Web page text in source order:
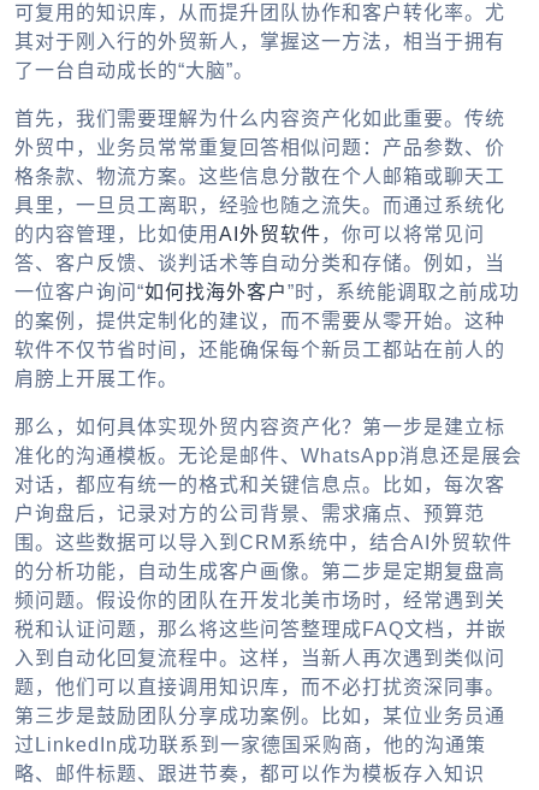
可复用的知识库，从而提升团队协作和客户转化率。尤
其对于刚入行的外贸新人，掌握这一方法，相当于拥有
了一台自动成长的“大脑”。
首先，我们需要理解为什么内容资产化如此重要。传统
外贸中，业务员常常重复回答相似问题：产品参数、价
格条款、物流方案。这些信息分散在个人邮箱或聊天工
具里，一旦员工离职，经验也随之流失。而通过系统化
的内容管理，比如使用 AI外贸软件 ，你可以将常见问
答、客户反馈、谈判话术等自动分类和存储。例如，当
一位客户询问“如何找海外客户”时，系统能调取之前成功
的案例，提供定制化的建议，而不需要从零开始。这种
软件不仅节省时间，还能确保每个新员工都站在前人的
肩膀上开展工作。
那么，如何具体实现外贸内容资产化？第一步是建立标
准化的沟通模板。无论是邮件、WhatsApp消息还是展会
对话，都应有统一的格式和关键信息点。比如，每次客
户询盘后，记录对方的公司背景、需求痛点、预算范
围。这些数据可以导入到CRM系统中，结合AI外贸软件
的分析功能，自动生成客户画像。第二步是定期复盘高
频问题。假设你的团队在开发北美市场时，经常遇到关
税和认证问题，那么将这些问答整理成FAQ文档，并嵌
入到自动化回复流程中。这样，当新人再次遇到类似问
题，他们可以直接调用知识库，而不必打扰资深同事。
第三步是鼓励团队分享成功案例。比如，某位业务员通
过LinkedIn成功联系到一家德国采购商，他的沟通策
略、邮件标题、跟进节奏，都可以作为模板存入知识